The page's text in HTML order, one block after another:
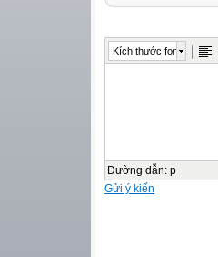
Kích thước font
Đường dẫn: p
Gửi ý kiến